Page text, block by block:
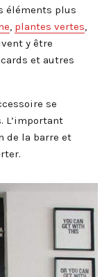
éléments plus
plantes vertes
y être
et autres
se
L’important
de la barre et